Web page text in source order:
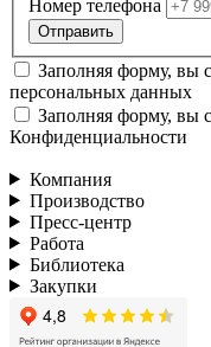
Номер телефона
Заполняя форму, вы
персональных данных
Заполняя форму, вы
Конфиденциальности
Компания
Производство
Пресс-центр
Работа
Библиотека
Закупки